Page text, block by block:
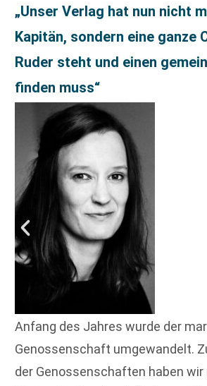
„Unser Verlag hat nun nicht
Kapitän, sondern eine ganze
Ruder steht und einen
finden muss“
Anfang des Jahres wurde der
Genossenschaft umgewandelt.
der Genossenschaften haben